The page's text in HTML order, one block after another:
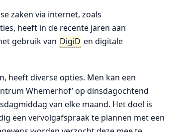
zaken via internet, zoals
heeft in de recente jaren aan
gebruik van DigiD en digitale
heeft diverse opties. Men kan een
Whemerhof’ op dinsdagochtend
van elke maand. Het doel is
een vervolgafspraak te plannen met een